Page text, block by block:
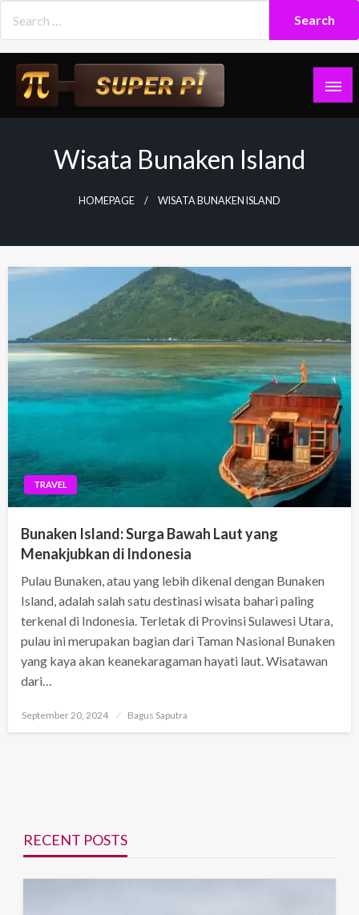
content
Wisata Bunaken Island
HOMEPAGE WISATA BUNAKEN ISLAND
TRAVEL
Bunaken Island: Surga Bawah Laut yang
Menakjubkan di Indonesia
Pulau Bunaken, atau yang lebih dikenal dengan Bunaken
Island, adalah salah satu destinasi wisata bahari paling
terkenal di Indonesia. Terletak di Provinsi Sulawesi Utara,
pulau ini merupakan bagian dari Taman Nasional Bunaken
yang kaya akan keanekaragaman hayati laut. Wisatawan
dari…
Posted
September 20, 2024 Bagus Saputra
RECENT POSTS